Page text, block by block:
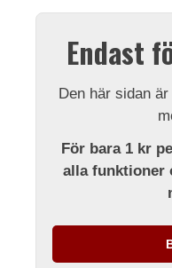
Endast
Den här sidan
För bara 1 kr
alla funktioner